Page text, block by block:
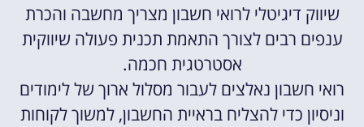
שיווק דיגיטלי לרואי חשבון מצריך מחשבה והכרת
ענפים רבים לצורך התאמת תכנית פעולה שיווקית
אסטרטגית חכמה.
רואי חשבון נאלצים לעבור מסלול ארוך של לימודים
וניסיון כדי להצליח בראיית החשבון, למשוך לקוחות